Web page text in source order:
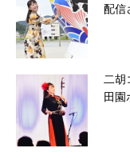
配信
二胡
田園